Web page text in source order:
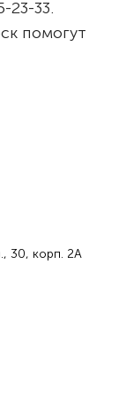
23-33.
помогут
30, корп. 2А